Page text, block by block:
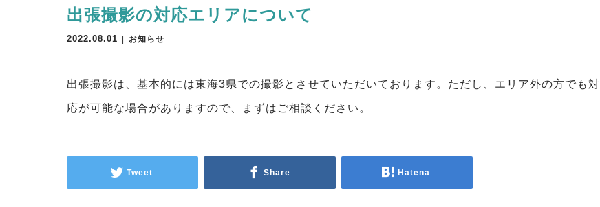
出張撮影の対応エリアについて
2022.08.01 お知らせ
出張撮影は、基本的には東海3県での撮影とさせていただいております。ただし、エリア外の方でも対
応が可能な場合がありますので、まずはご相談ください。
Tweet Share Hatena